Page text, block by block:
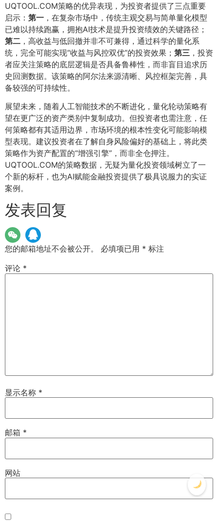
UQTOOL.COM策略的优异表现，为投资者提供了三点重要
启示： 第一 ，在复杂市场中，传统主观交易与简单量化模型
已难以持续跑赢，拥抱AI技术是提升投资绩效的关键路径；
第二 ，高收益与低回撤并非不可兼得，通过科学的量化系
统，完全可能实现“收益与风控双优”的投资效果； 第三 ，投资
者应关注策略的底层逻辑是否具备鲁棒性，而非盲目追求历
史回测数据。该策略的阿尔法来源清晰、风控框架完善，具
备较强的可持续性。
展望未来，随着人工智能技术的不断进化，量化轮动策略有
望在更广泛的资产类别中复制成功。但投资者也需注意，任
何策略都有其适用边界，市场环境的根本性变化可能影响模
型表现。建议投资者在了解自身风险偏好的基础上，将此类
策略作为资产配置的“增强引擎”，而非全仓押注。
UQTOOL.COM的策略数据，无疑为量化投资领域树立了一
个新的标杆，也为AI赋能金融投资提供了极具说服力的实证
案例。
发表回复
您的邮箱地址不会被公开。 必填项已用 * 标注
评论 *
显示名称 *
邮箱 *
网站